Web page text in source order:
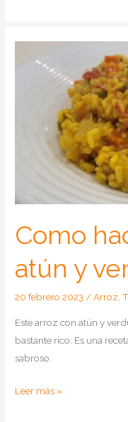
Como
atún y
20 febrero 2023/Arroz,
Este arroz con atún y
bastante rico. Es una
sabroso.
Como
Leer más »